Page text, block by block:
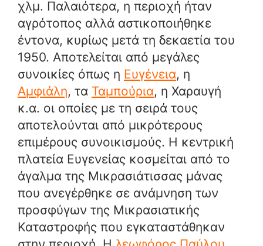
χλμ. Παλαιότερα, η περιοχή ήταν
αγρότοπος αλλά αστικοποιήθηκε
έντονα, κυρίως μετά τη δεκαετία του
1950. Αποτελείται από μεγάλες
συνοικίες όπως η Ευγένεια, η
Αμφιάλη, τα Ταμπούρια, η Χαραυγή
κ.α. οι οποίες με τη σειρά τους
αποτελούνται από μικρότερους
επιμέρους συνοικισμούς. H κεντρική
πλατεία Ευγενείας κοσμείται από το
άγαλμα της Μικρασιάτισσας μάνας
που ανεγέρθηκε σε ανάμνηση των
προσφύγων της Μικρασιατικής
Καταστροφής που εγκαταστάθηκαν